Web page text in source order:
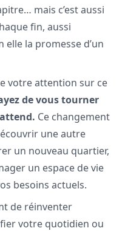
mais c’est aussi
fin, aussi
la promesse d’un
votre attention sur ce
de vous tourner
Ce changement
une autre
un nouveau quartier,
un espace de vie
besoins actuels.
de réinventer
votre quotidien ou